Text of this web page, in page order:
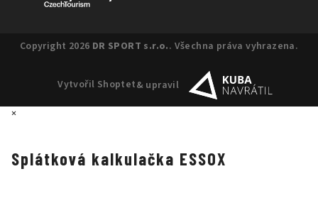
Copyright 2026 DR SPORT s.r.o.. Všechna práva vyhrazena.
Vytvořil Shoptet& upravil
×
Splátková kalkulačka ESSOX